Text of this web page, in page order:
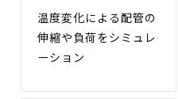
温度変化による配管の
伸縮や負荷をシミュレ
ーション